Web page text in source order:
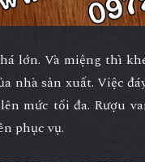
lớn. Và miệng thì
nhà sản xuất. Việc
mức tối đa. Rượu
phục vụ.